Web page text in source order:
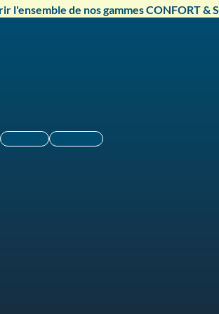
l'ensemble de nos gammes CONFORT &
Linkedin
Instagram